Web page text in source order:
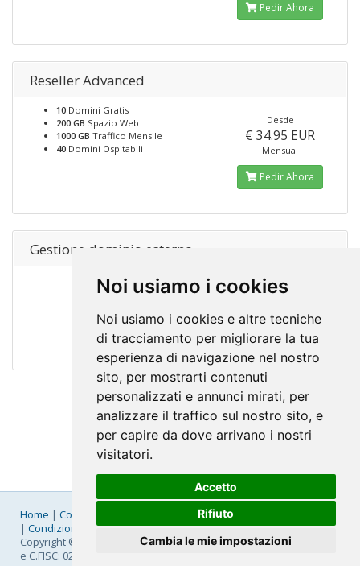
Noi usiamo i cookies
Noi usiamo i cookies e altre tecniche
di tracciamento per migliorare la tua
esperienza di navigazione nel nostro
sito, per mostrarti contenuti
personalizzati e annunci mirati, per
analizzare il traffico sul nostro sito, e
per capire da dove arrivano i nostri
visitatori.
Accetto
Rifiuto
Cambia le mie impostazioni
Pedir Ahora
Reseller Advanced
10 Domini Gratis
200 GB Spazio Web
1000 GB Traffico Mensile
40 Domini Ospitabili
Desde
€ 34.95 EUR
Mensual
Pedir Ahora
Gestione dominio esterno
€ 1.00 EUR
Pedir Ahora
Home | Company Pagamenti
| Condizioni Generali|Fatturazione Elettronica|Mappa
Copyright © 2026 FastNom Planetel S.p.A. - Divisione .Cloud - P.IVA
e C.FISC: 02831630161